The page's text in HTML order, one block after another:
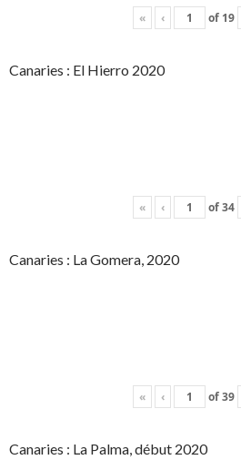
« ‹ of 19
Canaries : El Hierro 2020
« ‹ of34
Canaries : La Gomera, 2020
« ‹ of39
Canaries : La Palma, début 2020